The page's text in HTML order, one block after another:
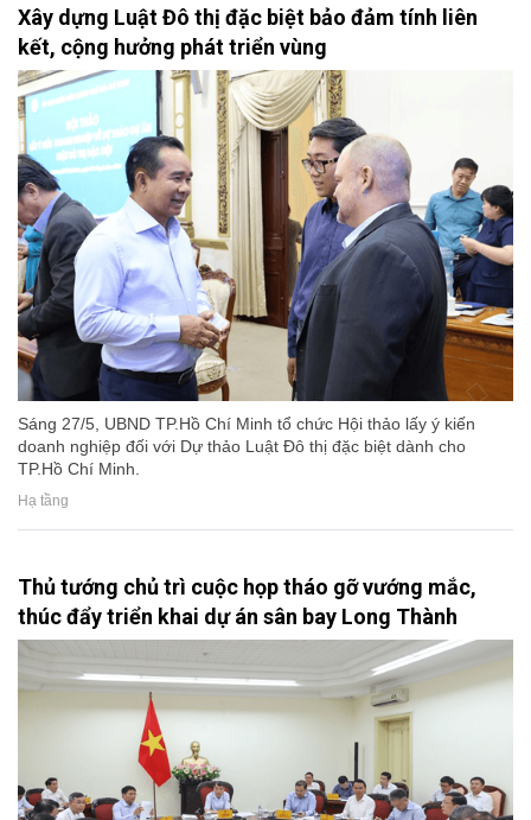
Xây dựng Luật Đô thị đặc biệt bảo đảm tính liên
kết, cộng hưởng phát triển vùng
Sáng 27/5, UBND TP.Hồ Chí Minh tổ chức Hội thảo lấy ý kiến
doanh nghiệp đối với Dự thảo Luật Đô thị đặc biệt dành cho
TP.Hồ Chí Minh.
Hạ tầng
Thủ tướng chủ trì cuộc họp tháo gỡ vướng mắc,
thúc đẩy triển khai dự án sân bay Long Thành